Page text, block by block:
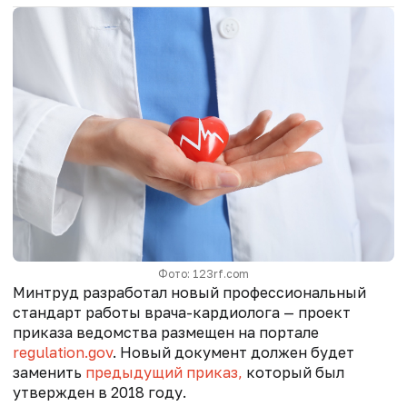
Фото: 123rf.com
Минтруд разработал новый профессиональный
стандарт работы врача-кардиолога — проект
приказа ведомства размещен на портале
regulation.gov. Новый документ должен будет
заменить предыдущий приказ, который был
утвержден в 2018 году.